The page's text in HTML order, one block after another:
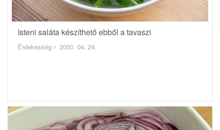
Isteni saláta készíthető ebből a tavaszi
Érdekesség 2020. 04. 24.